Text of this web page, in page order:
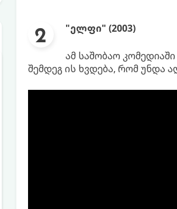
"ელფი" (2003)
ამ საშობაო
შემდეგ ის ხვდება, რომ უნდა